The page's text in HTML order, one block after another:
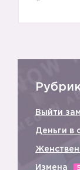
Выйти
Деньги в
Измена